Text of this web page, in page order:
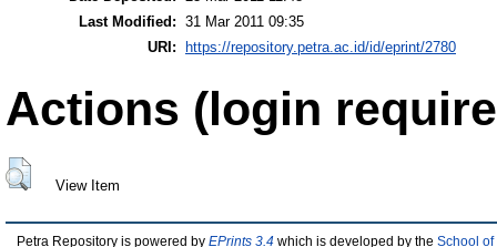
Last Modified: 31 Mar 2011 09:35
URI: https://repository.petra.ac.id/id/eprint/2780
Actions (login
View Item
Petra Repository is powered by EPrints 3.4 which is developed by the School of